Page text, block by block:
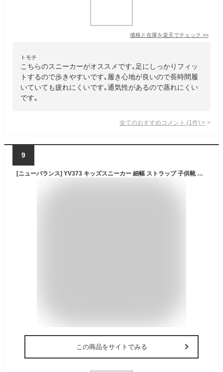
価格と在庫を楽天でチェック >>
トモチ
こちらのスニーカーがオススメです｡足にしっかりフィッ
トするので歩きやすいです｡履き心地が良いので長時間履
いていても疲れにくいです｡通気性があるので蒸れにくい
です｡
全てのおすすめコメント (1 件) >
9
[ニューバランス] YV373 キッズスニーカー 細幅 ストラップ 子供靴 キッズシューズ 619373 XU2 ピンク
この商品をサイトでみる